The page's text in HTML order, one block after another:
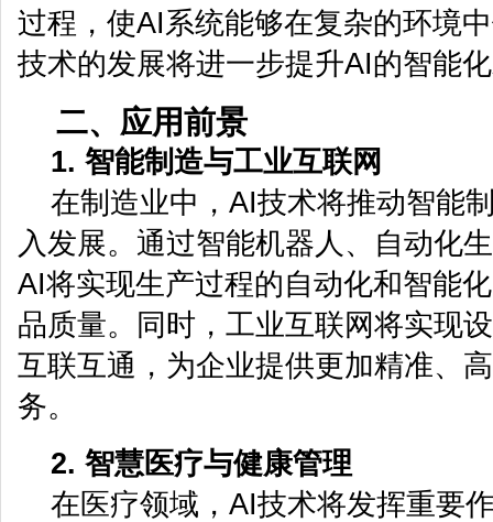
过程，使AI系统能够在复杂的环境
技术的发展将进一步提升AI的智能
二、应用前景
1. 智能制造与工业互联网
在制造业中，AI技术将推动智能
入发展。通过智能机器人、自动化
AI将实现生产过程的自动化和智能
品质量。同时，工业互联网将实现
互联互通，为企业提供更加精准、
务。
2. 智慧医疗与健康管理
在医疗领域，AI技术将发挥重要